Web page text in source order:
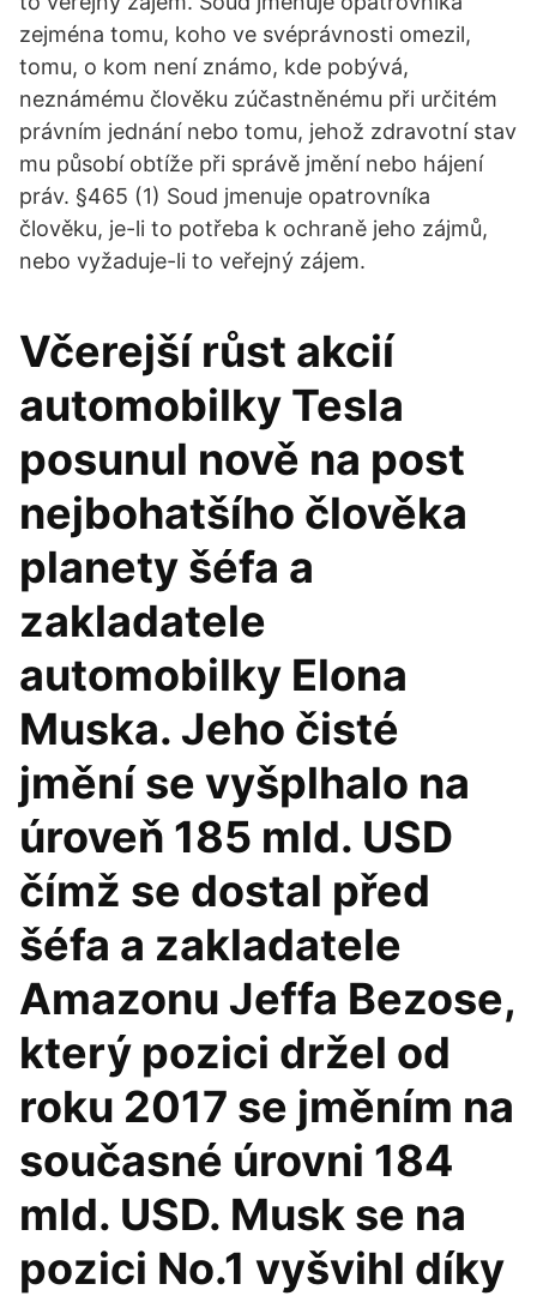
zejména tomu, koho ve svéprávnosti omezil,
tomu, o kom není známo, kde pobývá,
neznámému člověku zúčastněnému při určitém
právním jednání nebo tomu, jehož zdravotní stav
mu působí obtíže při správě jmění nebo hájení
práv. §465 (1) Soud jmenuje opatrovníka
člověku, je-li to potřeba k ochraně jeho zájmů,
nebo vyžaduje-li to veřejný zájem.
Včerejší růst akcií
automobilky Tesla
posunul nově na post
nejbohatšího člověka
planety šéfa a
zakladatele
automobilky Elona
Muska. Jeho čisté
jmění se vyšplhalo na
úroveň 185 mld. USD
čímž se dostal před
šéfa a zakladatele
Amazonu Jeffa Bezose,
který pozici držel od
roku 2017 se jměním na
současné úrovni 184
mld. USD. Musk se na
pozici No.1 vyšvihl díky